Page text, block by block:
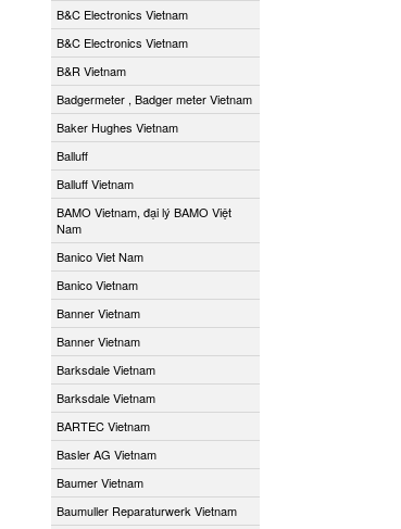
B&C Electronics Vietnam
B&C Electronics Vietnam
B&R Vietnam
Badgermeter , Badger meter Vietnam
Baker Hughes Vietnam
Balluff
Balluff Vietnam
BAMO Vietnam, đại lý BAMO Việt
Nam
Banico Viet Nam
Banico Vietnam
Banner Vietnam
Banner Vietnam
Barksdale Vietnam
Barksdale Vietnam
BARTEC Vietnam
Basler AG Vietnam
Baumer Vietnam
Baumuller Reparaturwerk Vietnam